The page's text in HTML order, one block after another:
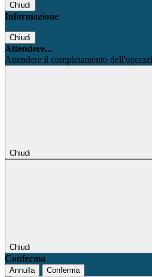
Chiudi
Informazione
Chiudi
Attendere...
Attendere il completamento
Chiudi
Chiudi
Conferma
Annulla Conferma